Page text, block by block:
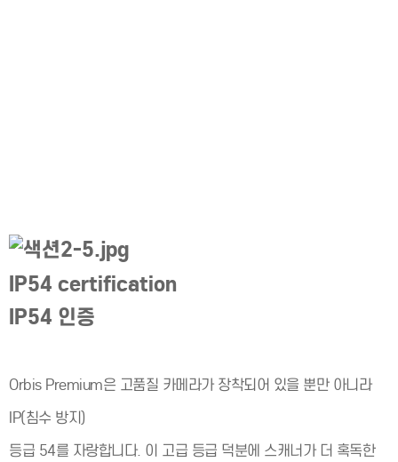
IP54 certification
IP54 인증
Orbis Premium은 고품질 카메라가 장착되어 있을 뿐만 아니라
IP(침수 방지)
등급 54를 자랑합니다. 이 고급 등급 덕분에 스캐너가 더 혹독한